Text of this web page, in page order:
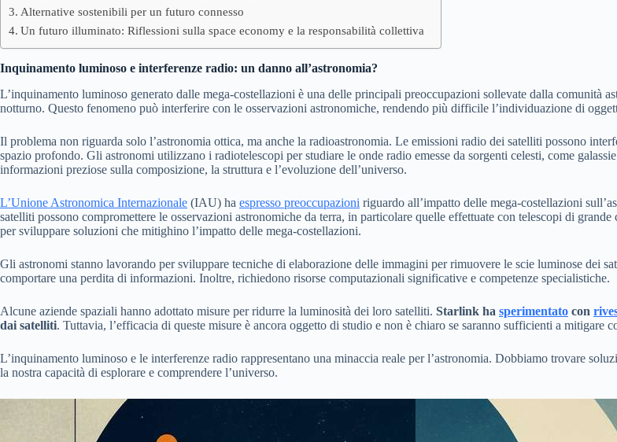
Alternative sostenibili per un futuro connesso
Un futuro illuminato: Riflessioni sulla space economy e la responsabilità collettiva
Inquinamento luminoso e interferenze radio: un danno all’astronomia?
L’inquinamento luminoso generato dalle mega-costellazioni è una delle principali preoccupazioni sollevate dalla comunità
notturno. Questo fenomeno può interferire con le osservazioni astronomiche, rendendo più difficile l’individuazione di
Il problema non riguarda solo l’astronomia ottica, ma anche la radioastronomia. Le emissioni radio dei satelliti possono
spazio profondo. Gli astronomi utilizzano i radiotelescopi per studiare le onde radio emesse da sorgenti celesti, come
informazioni preziose sulla composizione, la struttura e l’evoluzione dell’universo.
L’Unione Astronomica Internazionale (IAU) ha espresso preoccupazioni riguardo all’impatto delle mega-costellazioni
satelliti possono compromettere le osservazioni astronomiche da terra, in particolare quelle effettuate con telescopi di
per sviluppare soluzioni che mitighino l’impatto delle mega-costellazioni.
Gli astronomi stanno lavorando per sviluppare tecniche di elaborazione delle immagini per rimuovere le scie luminose dei
comportare una perdita di informazioni. Inoltre, richiedono risorse computazionali significative e competenze specialistiche.
Alcune aziende spaziali hanno adottato misure per ridurre la luminosità dei loro satelliti. Starlink ha sperimentato con
dai satelliti. Tuttavia, l’efficacia di queste misure è ancora oggetto di studio e non è chiaro se saranno sufficienti a mitigare
L’inquinamento luminoso e le interferenze radio rappresentano una minaccia reale per l’astronomia. Dobbiamo trovare
la nostra capacità di esplorare e comprendere l’universo.